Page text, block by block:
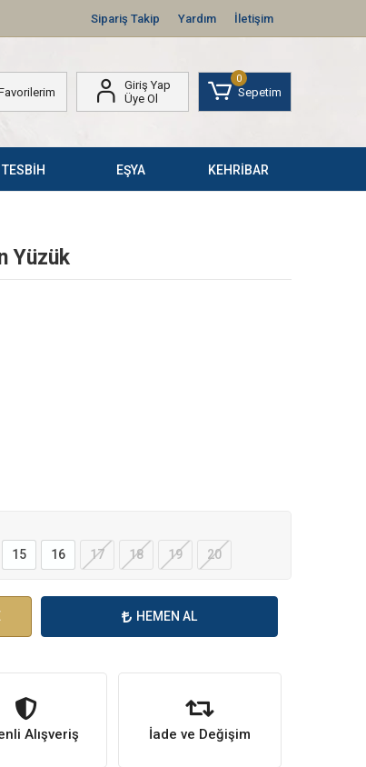
Sipariş Takip Yardım İletişim
Giriş Yap
Üye Ol
0
Sepetim
TESBİH EŞYA KEHRİBAR
Yüzük
15 16 17 18 19 20
HEMEN AL
Alışveriş İade ve Değişim